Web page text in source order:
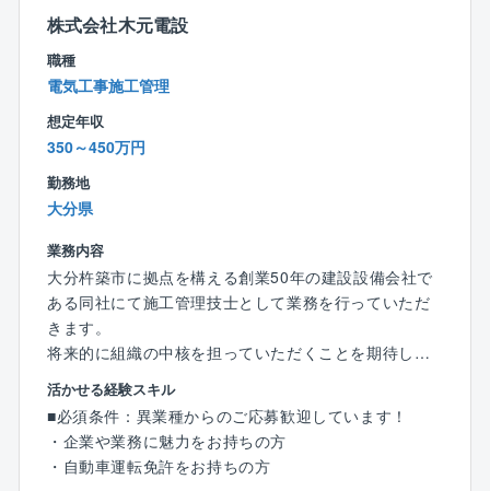
えながら、徐々に業務の幅を広げていくのでご安心く
さらに年に4回ほど先輩社員との面談も実施するなど、
充実のフォロー体制を整えています。
【寮】
28歳まで：自己負担2万円/月
29〜40歳：3万6千円〜3千円/月を補助（年齢に応じ
た金額を補助）
【同居家族ありの方】
・単身赴任：自己負担1万2000円／月
・家族帯同社宅：家賃＋共益費の50％補助（適用年数
規定あり）
■提携保養所
経験の浅い方には簡単な現場作業から見ていただき、
経験をお持ちの方には今までの経験を活かせるお仕事
をお任せします。
く、働きやすい環境を整えています。
■資格補助
資格を取る際の費用は2回までは会社負担で受けること
■同社について：
創業50年を迎え、皆様の暮らしをはじめ、工業・農
業・漁業の中に関わる多くの設備工事など幅広い分野
を通じて、社会に貢献すべく日々邁進しております。
企業理念として「顧客満足度」「環境保護」「思いや
り」「正確敏速」「技術向上」を掲げ、仕事に対する
目的意識を持って取り組みます。
株式会社木元電設
職種
電気工事施工管理
想定年収
350～450万円
勤務地
大分県
業務内容
大分杵築市に拠点を構える創業50年の建設設備会社で
ある同社にて施工管理技士として業務を行っていただ
きます。
将来的に組織の中核を担っていただくことを期待して
います。
【業務内容】
・同社の施工担当案件は公共：民間＝6：4となってい
ます。
活かせる経験スキル
■必須条件：異業種からのご応募歓迎しています！
・企業や業務に魅力をお持ちの方
・自動車運転免許をお持ちの方